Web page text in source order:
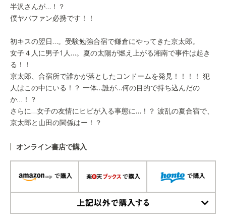
半沢さんが…！？
僕ヤバファン必携です！！
初キスの翌日…。受験勉強合宿で鎌倉にやってきた京太郎。
女子４人に男子1人…。夏の太陽が燃え上がる湘南で事件は起き
る！！
京太郎、合宿所で誰かが落としたコンドームを発見！！！！ 犯
人はこの中にいる！？ 一体…誰が…何の目的で持ち込んだの
か…！？
さらに…女子の友情にヒビが入る事態に…！？ 波乱の夏合宿で、
京太郎と山田の関係はー！？
オンライン書店で購入